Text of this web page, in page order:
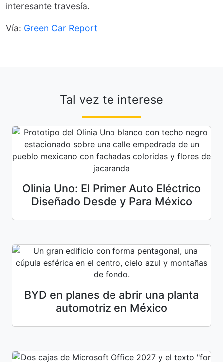
interesante travesía.
Vía: Green Car Report
Tal vez te interese
Olinia Uno: El Primer Auto Eléctrico
Diseñado Desde y Para México
BYD en planes de abrir una planta
automotriz en México